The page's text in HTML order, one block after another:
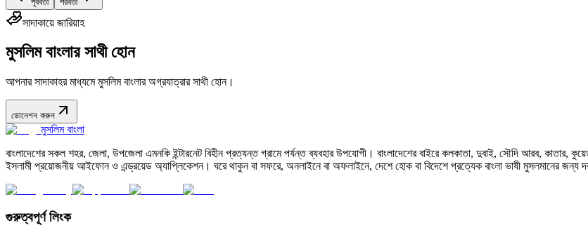
সাদাকায়ে জারিয়াহ
মুসলিম বাংলার সাথী হোন
আপনার সাদাকাহর মাধ্যমে মুসলিম বাংলার অগ্রযাত্রার সাথী হোন।
ডোনেশন করুন
মুসলিম বাংলা
বাংলাদেশের সকল শহর, জেলা, উপজেলা এমনকি ইন্টারনেট বিহীন প্রত্যন্ত গ্রামে পর্যন্ত ব্যবহার উপযোগী। বাংলাদেশের বাইরে কলকাতা, দুবাই, সৌদি আরব, কাতার, কুয়েত,
ইসলামী প্রয়োজনীয় আইফোন ও এন্ড্রয়েড অ্যাপ্লিকেশন। ঘরে থাকুন বা সফরে, অনলাইনে বা অফলাইনে, দেশে হোক বা বিদেশে প্রত্যেক বাংলা ভাষী মুসলমানের জন্য
গুরুত্বপূর্ণ লিংক